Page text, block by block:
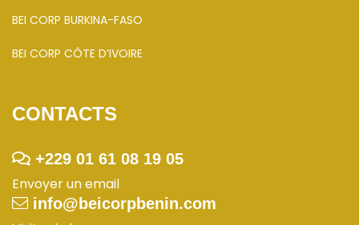
BEI CORP BURKINA-FASO
BEI CORP CÔTE D’IVOIRE
CONTACTS
+229 01 61 08 19 05
Envoyer un email
info@beicorpbenin.com